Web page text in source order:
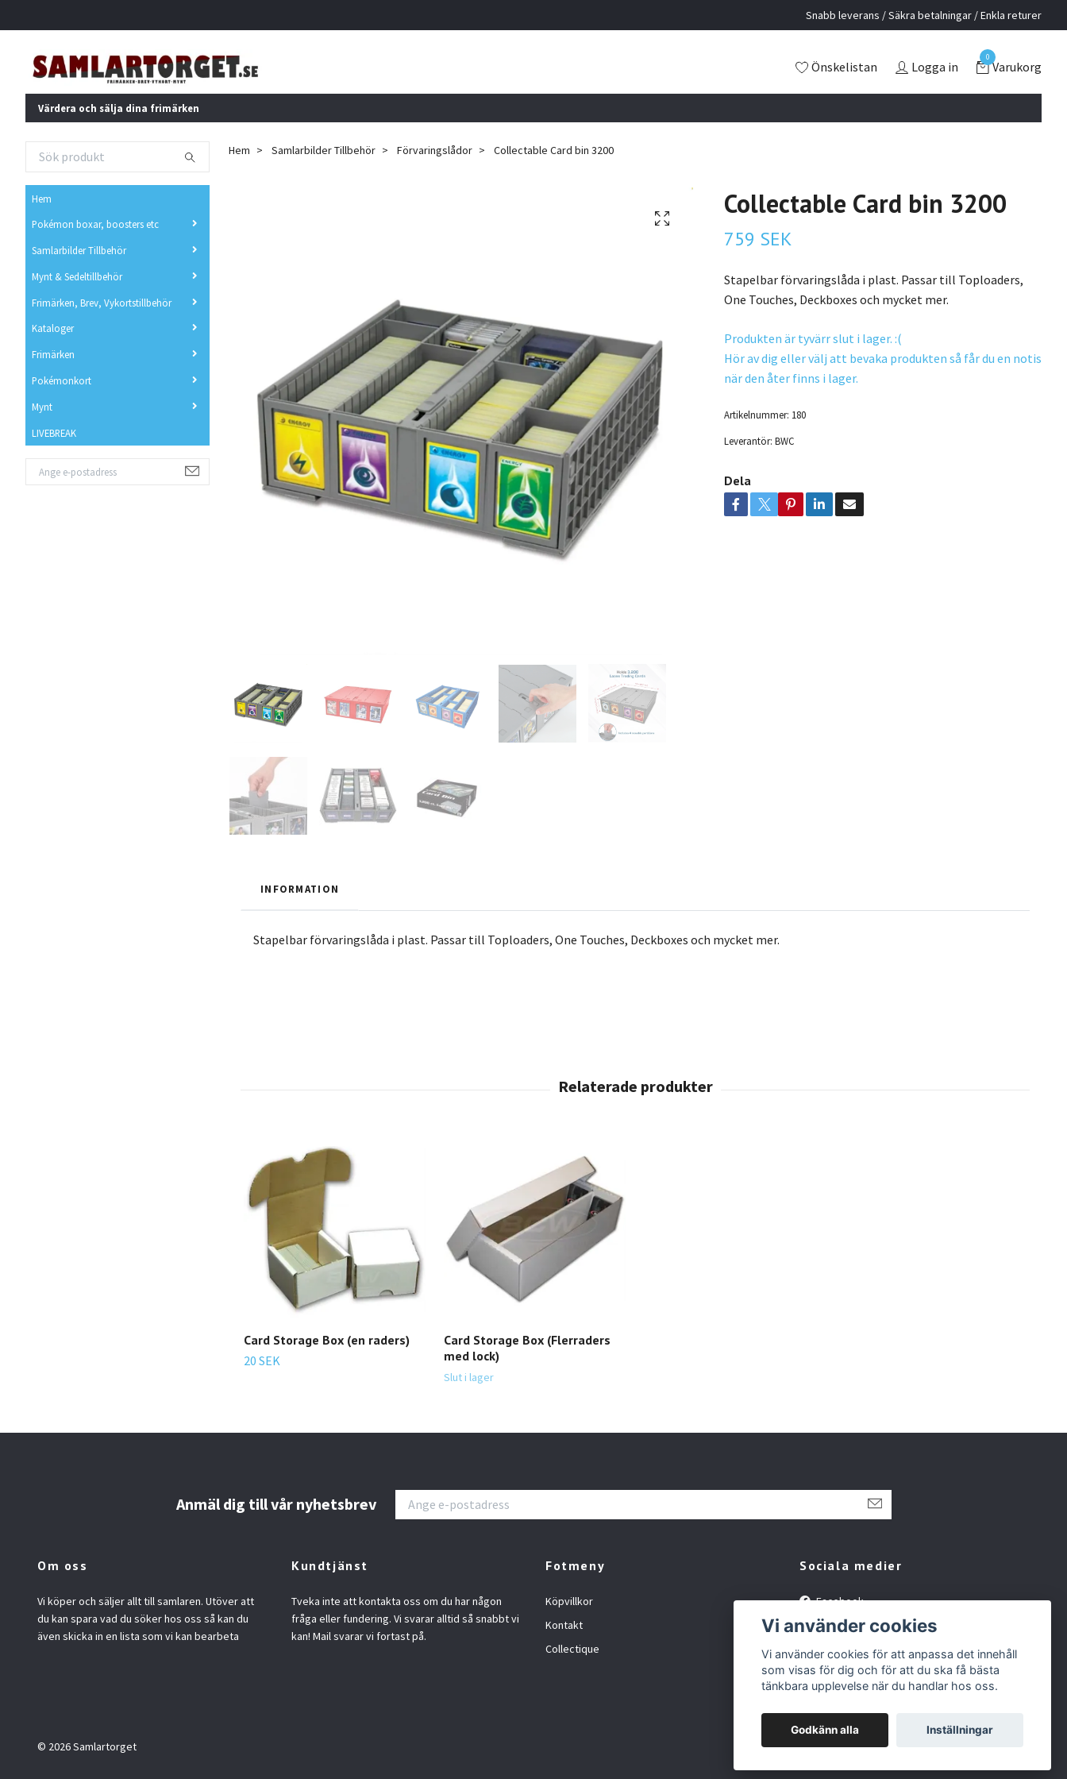
Snabb leverans / Säkra betalningar / Enkla returer
Önskelistan Logga in
0
Varukorg
Värdera och sälja dina frimärken
Hem
Pokémon boxar, boosters etc
Samlarbilder Tillbehör
Mynt & Sedeltillbehör
Frimärken, Brev, Vykortstillbehör
Kataloger
Frimärken
Pokémonkort
Mynt
LIVEBREAK
Hem Samlarbilder Tillbehör Förvaringslådor Collectable Card bin 3200
Collectable Card bin 3200
759 SEK
Stapelbar förvaringslåda i plast. Passar till Toploaders,
One Touches, Deckboxes och mycket mer.
Produkten är tyvärr slut i lager. :(
Hör av dig eller välj att bevaka produkten så får du en notis
när den åter finns i lager.
Artikelnummer: 180
Leverantör: BWC
Dela
INFORMATION
Stapelbar förvaringslåda i plast. Passar till Toploaders, One Touches, Deckboxes och mycket mer.
Card Storage Box (en raders)
20 SEK
Card Storage Box (Flerraders
med lock)
Slut i lager
Anmäl dig till vår nyhetsbrev
Om oss
Vi köper och säljer allt till samlaren. Utöver att
du kan spara vad du söker hos oss så kan du
även skicka in en lista som vi kan bearbeta
Kundtjänst
Tveka inte att kontakta oss om du har någon
fråga eller fundering. Vi svarar alltid så snabbt vi
kan! Mail svarar vi fortast på.
Fotmeny
Köpvillkor
Kontakt
Collectique
Sociala medier
Facebook
Instagram
YouTube
Tiktok
© 2026 Samlartorget
Vi använder cookies
Vi använder cookies för att anpassa det innehåll
som visas för dig och för att du ska få bästa
tänkbara upplevelse när du handlar hos oss.
Godkänn alla Inställningar